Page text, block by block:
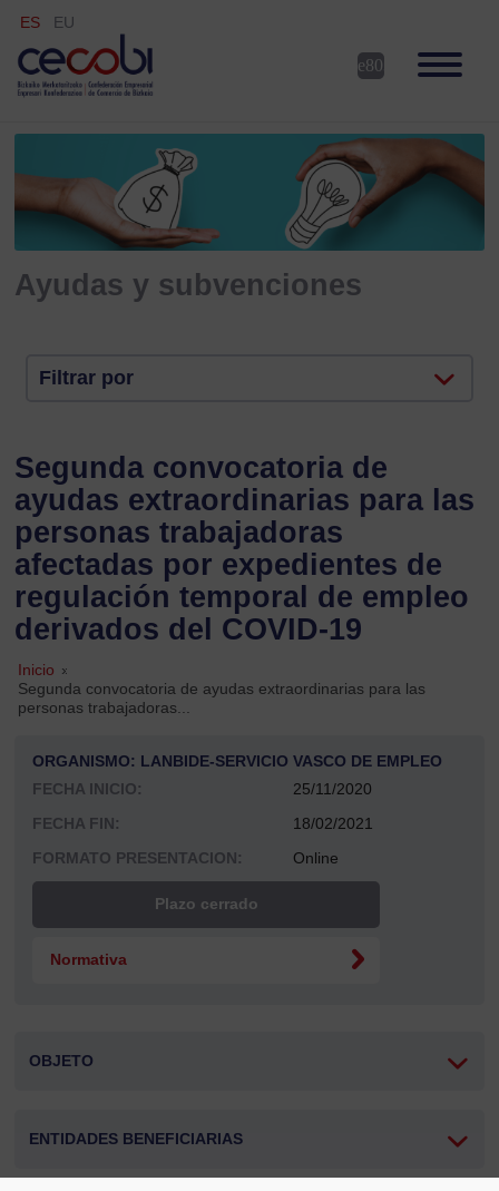
ES EU
Ayudas y subvenciones
Filtrar por
Segunda convocatoria de
ayudas extraordinarias para las
personas trabajadoras
afectadas por expedientes de
regulación temporal de empleo
derivados del COVID-19
Inicio »
Segunda convocatoria de ayudas extraordinarias para las
personas trabajadoras...
ORGANISMO: LANBIDE-SERVICIO VASCO DE EMPLEO
FECHA INICIO:
25/11/2020
FECHA FIN:
18/02/2021
FORMATO PRESENTACION:
Online
Plazo cerrado
Normativa
OBJETO
ENTIDADES BENEFICIARIAS